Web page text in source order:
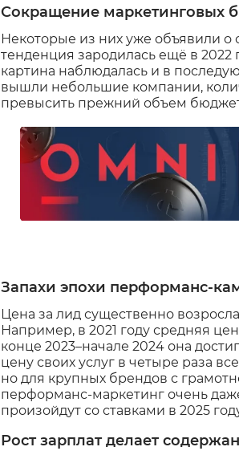
Сокращение маркетинговых
Некоторые из них уже объявили о
тенденция зародилась ещё в 2022
картина наблюдалась и в
вышли небольшие компании,
превысить прежний объем
Запахи эпохи перформанс-
Цена за лид существенно
Например, в 2021 году средняя
конце 2023–начале 2024 она
цену своих услуг в четыре раза
но для крупных брендов с
перформанс-маркетинг очень
произойдут со ставками в 2025
Рост зарплат делает